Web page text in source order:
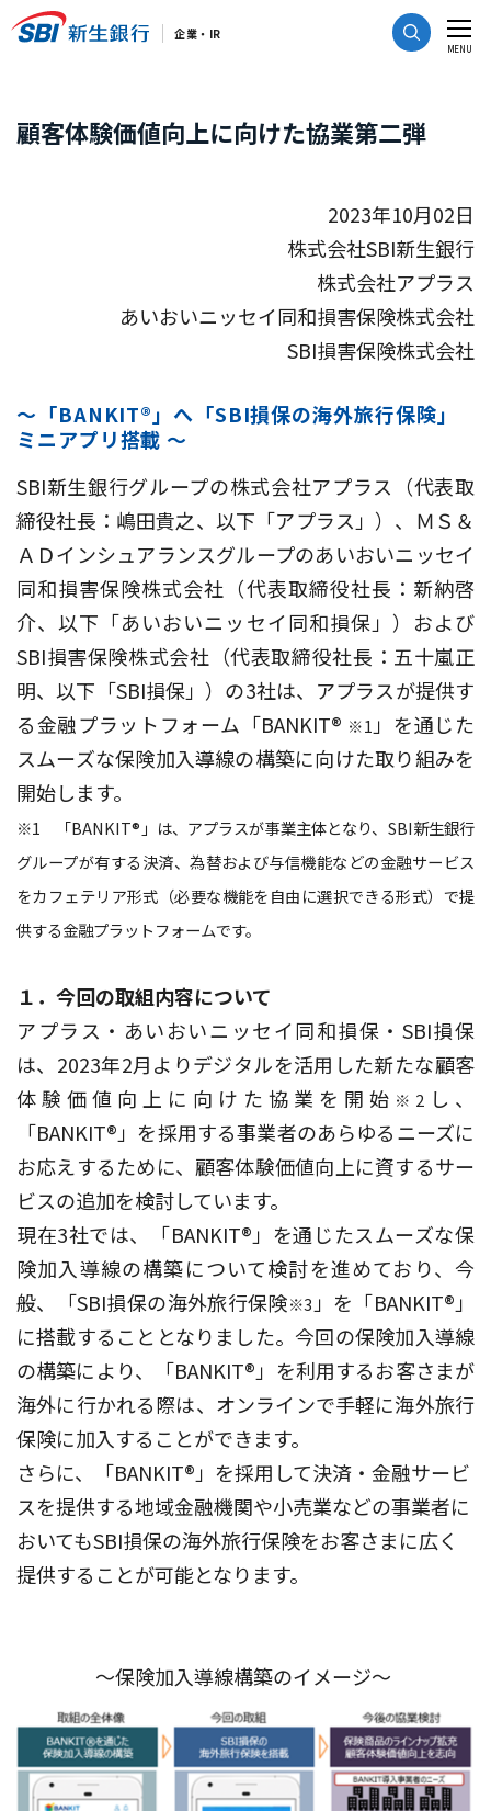
CLOSE
MENU
顧客体験価値向上に向けた協業第二弾
2023年10月02日
株式会社SBI新生銀行
株式会社アプラス
あいおいニッセイ同和損害保険株式会社
SBI損害保険株式会社
～「BANKIT®」へ「SBI損保の海外旅行保険」
ミニアプリ搭載 ～
SBI新生銀行グループの株式会社アプラス（代表取
締役社長：嶋田貴之、以下「アプラス」）、ＭＳ＆
ＡＤインシュアランスグループのあいおいニッセイ
同和損害保険株式会社（代表取締役社長：新納啓
介、以下「あいおいニッセイ同和損保」）および
SBI損害保険株式会社（代表取締役社長：五十嵐正
明、以下「SBI損保」）の3社は、アプラスが提供す
る金融プラットフォーム「BANKIT® ※1 」を通じた
スムーズな保険加入導線の構築に向けた取り組みを
開始します。
※1 「BANKIT®」は、アプラスが事業主体となり、SBI新生銀行
グループが有する決済、為替および与信機能などの金融サービス
をカフェテリア形式（必要な機能を自由に選択できる形式）で提
供する金融プラットフォームです。
１．今回の取組内容について
アプラス・あいおいニッセイ同和損保・SBI損保
は、2023年2月よりデジタルを活用した新たな顧客
体験価値向上に向けた協業を開始 ※2 し、
「BANKIT®」を採用する事業者のあらゆるニーズに
お応えするために、顧客体験価値向上に資するサー
ビスの追加を検討しています。
現在3社では、「BANKIT®」を通じたスムーズな保
険加入導線の構築について検討を進めており、今
般、「SBI損保の海外旅行保険※3 」を「BANKIT®」
に搭載することとなりました。今回の保険加入導線
の構築により、「BANKIT®」を利用するお客さまが
海外に行かれる際は、オンラインで手軽に海外旅行
保険に加入することができます。
さらに、「BANKIT®」を採用して決済・金融サービ
スを提供する地域金融機関や小売業などの事業者に
おいてもSBI損保の海外旅行保険をお客さまに広く
提供することが可能となります。
～保険加入導線構築のイメージ～
企業・IR